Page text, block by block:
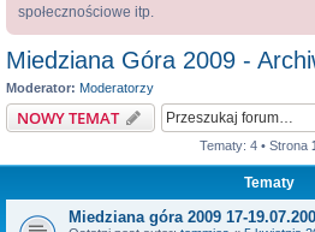
społecznościowe itp.
Miedziana Góra 2009 -
Moderator: Moderatorzy
NOWY TEMAT
Tematy: 4 • Strona
Tematy
Miedziana góra 2009 17-